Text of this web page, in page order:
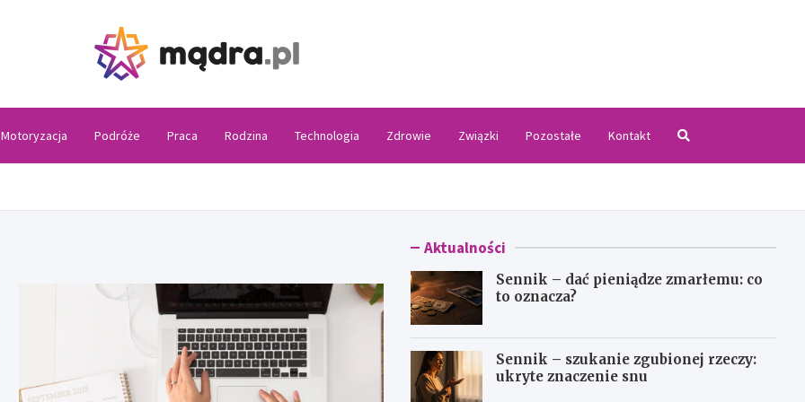
Motoryzacja Podróże Praca Rodzina Technologia Zdrowie Związki Pozostałe Kontakt
Aktualności
Sennik – dać pieniądze zmarłemu: co
to oznacza?
Sennik – szukanie zgubionej rzeczy:
ukryte znaczenie snu